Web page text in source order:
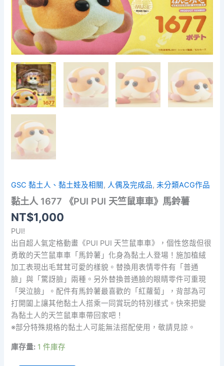
GSC 黏土人、黏土娃及相關, 人偶及完成品,未分類ACG作品
黏土人 1677 《PUI PUI 天竺鼠車車》馬鈴薯
NT$1,000
PUI!
出自超人氣定格動畫《PUI PUI 天竺鼠車車》，個性悠哉但很
勇敢的天竺鼠車車「馬鈴薯」化身為黏土人登場！施加植絨
加工表現出毛茸茸可愛的樣貌。替換用表情零件有「普通
臉」與「驚訝臉」兩種。另外替換普通臉的眼睛零件可重現
「哭泣臉」。配件有馬鈴薯最喜歡的「紅蘿蔔」，背部為可
打開闔上讓其他黏土人搭乘一同賞玩的特別樣式。快來把變
為黏土人的天竺鼠車車帶回家吧！
※部分特殊規格的黏土人可能無法搭配使用，敬請見諒。
庫存量: 1 件庫存